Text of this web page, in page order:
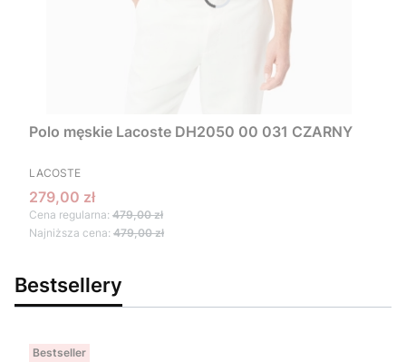
Polo męskie Lacoste DH2050 00 031 CZARNY
PRODUCENT
LACOSTE
Cena promocyjna
279,00 zł
Cena regularna: 479,00 zł
Najniższa cena: 479,00 zł
Bestsellery
Bestseller